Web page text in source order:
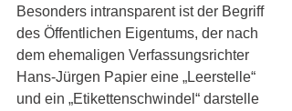
Besonders intransparent ist der Begriff
des Öffentlichen Eigentums, der nach
dem ehemaligen Verfassungsrichter
Hans-Jürgen Papier eine „Leerstelle“
und ein „Etikettenschwindel“ darstelle